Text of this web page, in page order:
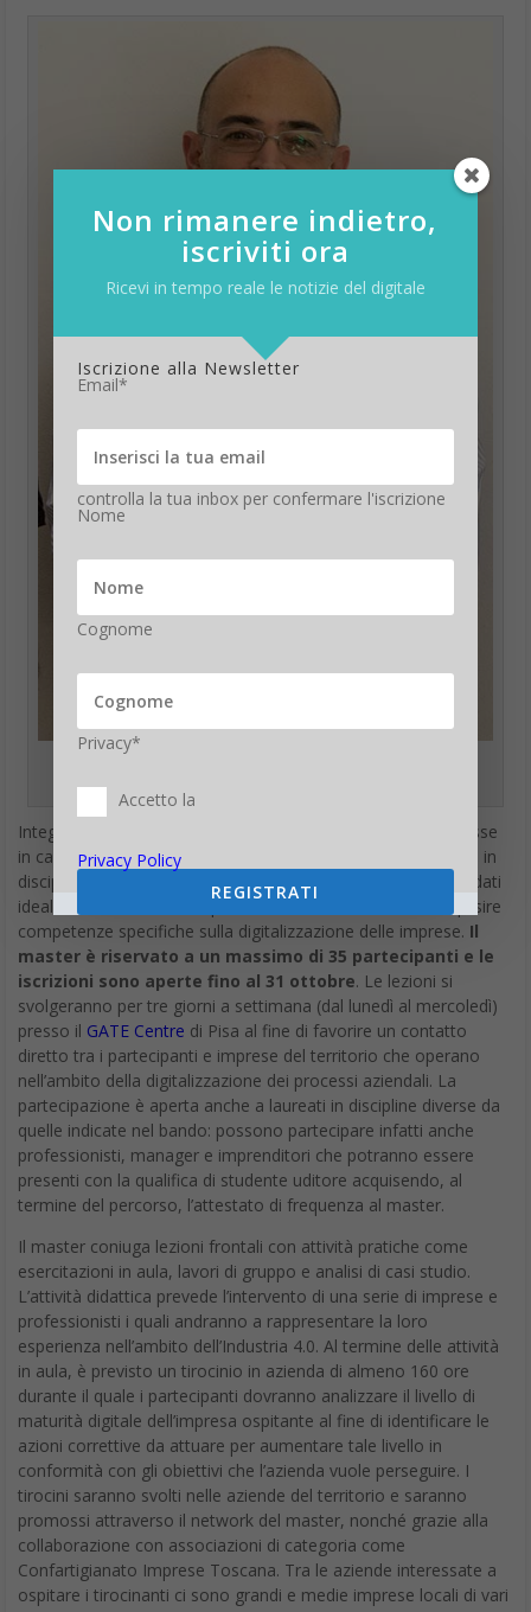
Gualtiero Fantoni, coordinatore scientifico e organizzativo del
Integrando in un unico percorso le migliori competenze messe
in campo dagli Atenei coinvolti, il master si rivolge ai laureati in
discipline economiche, ingegneristiche e scientifiche. I candidati
ideali sono neolaureati e professionisti che intendono acquisire
competenze specifiche sulla digitalizzazione delle imprese. Il
master è riservato a un massimo di 35 partecipanti e le
iscrizioni sono aperte fino al 31 ottobre. Le lezioni si
svolgeranno per tre giorni a settimana (dal lunedì al mercoledì)
presso il GATE Centre di Pisa al fine di favorire un contatto
diretto tra i partecipanti e imprese del territorio che operano
nell’ambito della digitalizzazione dei processi aziendali. La
partecipazione è aperta anche a laureati in discipline diverse da
quelle indicate nel bando: possono partecipare infatti anche
professionisti, manager e imprenditori che potranno essere
presenti con la qualifica di studente uditore acquisendo, al
termine del percorso, l’attestato di frequenza al master.
Il master coniuga lezioni frontali con attività pratiche come
esercitazioni in aula, lavori di gruppo e analisi di casi studio.
L’attività didattica prevede l’intervento di una serie di imprese e
professionisti i quali andranno a rappresentare la loro
esperienza nell’ambito dell’Industria 4.0. Al termine delle attività
in aula, è previsto un tirocinio in azienda di almeno 160 ore
durante il quale i partecipanti dovranno analizzare il livello di
maturità digitale dell’impresa ospitante al fine di identificare le
azioni correttive da attuare per aumentare tale livello in
conformità con gli obiettivi che l’azienda vuole perseguire. I
tirocini saranno svolti nelle aziende del territorio e saranno
promossi attraverso il network del master, nonché grazie alla
collaborazione con associazioni di categoria come
Confartigianato Imprese Toscana. Tra le aziende interessate a
ospitare i tirocinanti ci sono grandi e medie imprese locali di vari
Non rimanere indietro,
iscriviti ora
Ricevi in tempo reale le notizie del digitale
Iscrizione alla Newsletter
Email*
controlla la tua inbox per confermare l'iscrizione
Nome
Cognome
Privacy*
Accetto la
Privacy Policy
REGISTRATI